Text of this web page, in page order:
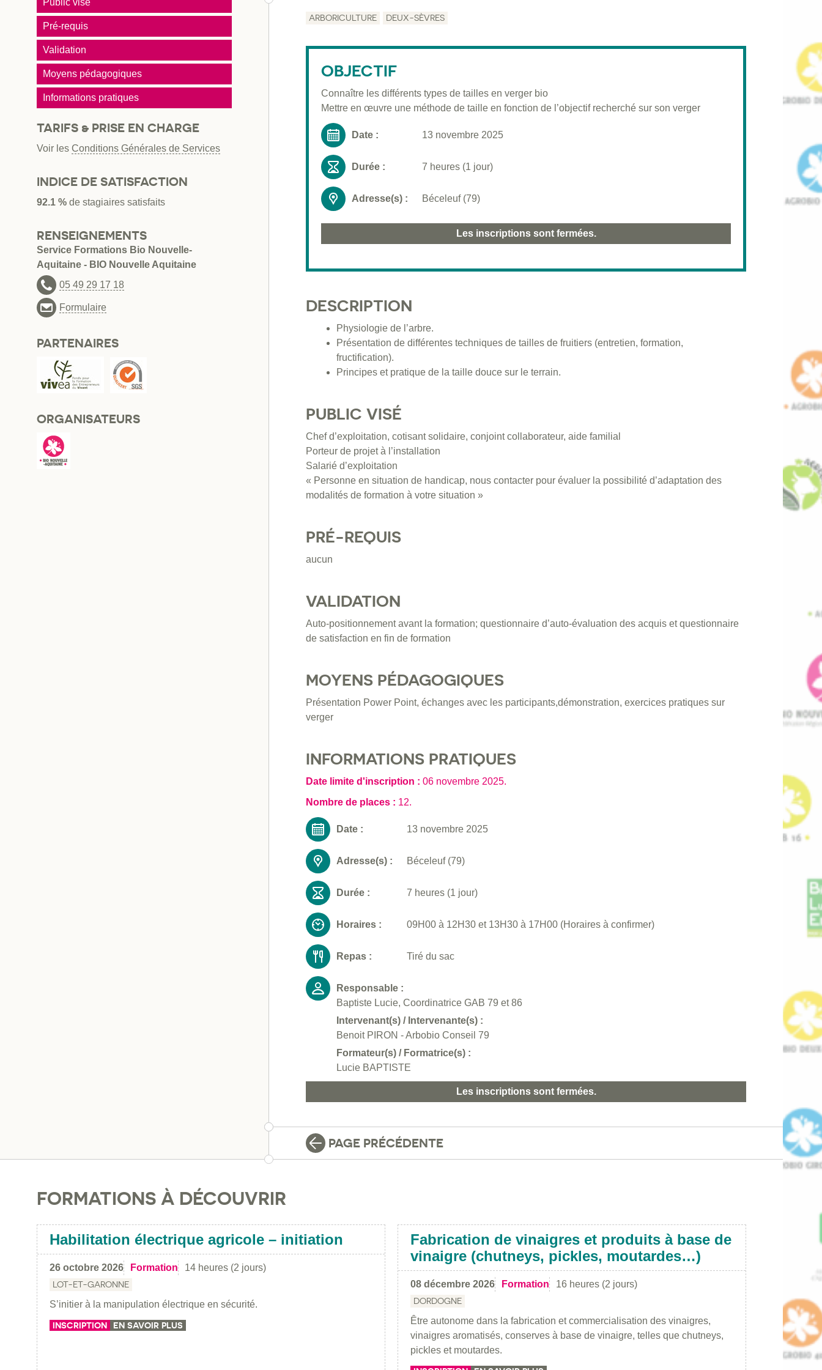
ARBORICULTURE DEUX-SÈVRES
OBJECTIF
Connaître les différents types de tailles en verger bio
Mettre en œuvre une méthode de taille en fonction de l’objectif recherché sur son verger
Date : 13 novembre 2025
Durée : 7 heures (1 jour)
Adresse(s) : Béceleuf (79)
Les inscriptions sont fermées.
DESCRIPTION
Physiologie de l’arbre.
Présentation de différentes techniques de tailles de fruitiers (entretien, formation,
fructification).
Principes et pratique de la taille douce sur le terrain.
PUBLIC VISÉ
Chef d’exploitation, cotisant solidaire, conjoint collaborateur, aide familial
Porteur de projet à l’installation
Salarié d’exploitation
« Personne en situation de handicap, nous contacter pour évaluer la possibilité d’adaptation des
modalités de formation à votre situation »
PRÉ-REQUIS
aucun
VALIDATION
Auto-positionnement avant la formation; questionnaire d’auto-évaluation des acquis et questionnaire
de satisfaction en fin de formation
MOYENS PÉDAGOGIQUES
Présentation Power Point, échanges avec les participants,démonstration, exercices pratiques sur
verger
INFORMATIONS PRATIQUES
Date limite d'inscription : 06 novembre 2025.
Nombre de places : 12.
Date : 13 novembre 2025
Adresse(s) : Béceleuf (79)
Durée : 7 heures (1 jour)
Horaires : 09H00 à 12H30 et 13H30 à 17H00 (Horaires à confirmer)
Repas : Tiré du sac
Responsable :
Baptiste Lucie, Coordinatrice GAB 79 et 86
Intervenant(s) / Intervenante(s) :
Benoit PIRON - Arbobio Conseil 79
Formateur(s) / Formatrice(s) :
Lucie BAPTISTE
Les inscriptions sont fermées.
PAGE PRÉCÉDENTE
Public visé
Pré-requis
Validation
Moyens pédagogiques
Informations pratiques
TARIFS & PRISE EN CHARGE
Voir les Conditions Générales de Services
INDICE DE SATISFACTION
92.1 % de stagiaires satisfaits
RENSEIGNEMENTS
Service Formations Bio Nouvelle-
Aquitaine - BIO Nouvelle Aquitaine
05 49 29 17 18
Formulaire
PARTENAIRES
ORGANISATEURS
FORMATIONS À DÉCOUVRIR
Habilitation électrique agricole – initiation
26 octobre 2026 Formation 14 heures (2 jours)
LOT-ET-GARONNE
S’initier à la manipulation électrique en sécurité.
INSCRIPTION EN SAVOIR PLUS
Fabrication de vinaigres et produits à base de
vinaigre (chutneys, pickles, moutardes…)
08 décembre 2026 Formation 16 heures (2 jours)
DORDOGNE
Être autonome dans la fabrication et commercialisation des vinaigres,
vinaigres aromatisés, conserves à base de vinaigre, telles que chutneys,
pickles et moutardes.